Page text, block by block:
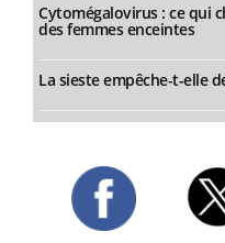
Cytomégalovirus : ce qui
des femmes enceintes
La sieste empêche-t-elle